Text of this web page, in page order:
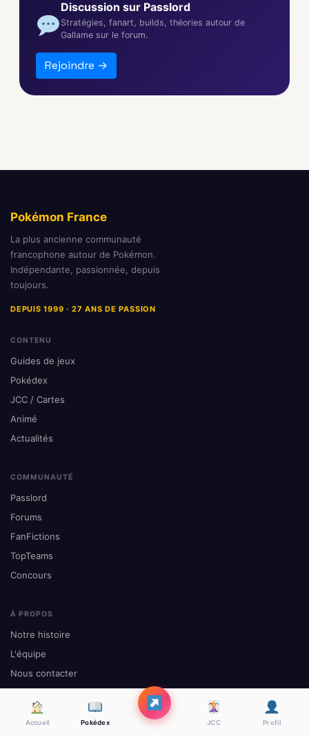
Discussion sur Passlord
Stratégies, fanart, builds, théories autour de
Gallame sur le forum.
Rejoindre →
Accueil Pokédex JCC Profil
Pokémon France
La plus ancienne communauté
francophone autour de Pokémon.
Indépendante, passionnée, depuis
toujours.
DEPUIS 1999 · 27 ANS DE PASSION
CONTENU
Guides de jeux
Pokédex
JCC / Cartes
Animé
Actualités
COMMUNAUTÉ
Passlord
Forums
FanFictions
TopTeams
Concours
À PROPOS
Notre histoire
L'équipe
Nous contacter
Mentions légales
Site officiel Pokémon